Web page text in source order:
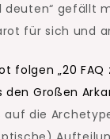
gefällt
für sich und
„20 FAQ
den Großen
auf die